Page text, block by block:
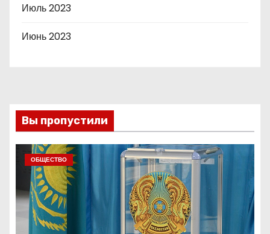
Июль 2023
Июнь 2023
Вы пропустили
ОБЩЕСТВО